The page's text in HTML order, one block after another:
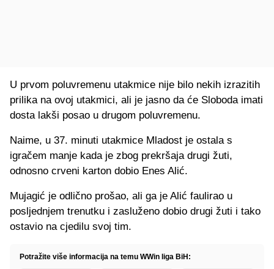
U prvom poluvremenu utakmice nije bilo nekih izrazitih
prilika na ovoj utakmici, ali je jasno da će Sloboda imati
dosta lakši posao u drugom poluvremenu.
Naime, u 37. minuti utakmice Mladost je ostala s
igračem manje kada je zbog prekršaja drugi žuti,
odnosno crveni karton dobio Enes Alić.
Mujagić je odlično prošao, ali ga je Alić faulirao u
posljednjem trenutku i zasluženo dobio drugi žuti i tako
ostavio na cjedilu svoj tim.
Potražite više informacija na temu WWin liga BiH: